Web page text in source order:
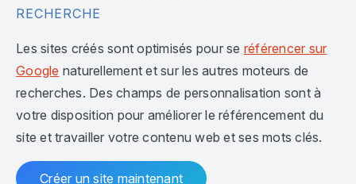
RECHERCHE
Les sites créés sont optimisés pour se référencer sur
Google naturellement et sur les autres moteurs de
recherches. Des champs de personnalisation sont à
votre disposition pour améliorer le référencement du
site et travailler votre contenu web et ses mots clés.
Créer un site maintenant